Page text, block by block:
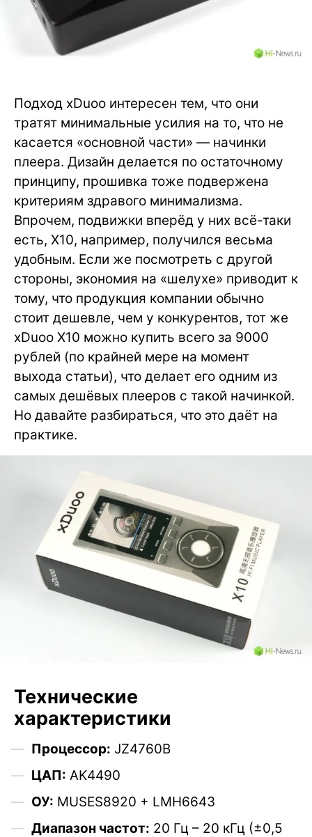
Подход xDuoo интересен тем, что они
тратят минимальные усилия на то, что не
касается «основной части» — начинки
плеера. Дизайн делается по остаточному
принципу, прошивка тоже подвержена
критериям здравого минимализма.
Впрочем, подвижки вперёд у них всё-таки
есть, X10, например, получился весьма
удобным. Если же посмотреть с другой
стороны, экономия на «шелухе» приводит к
тому, что продукция компании обычно
стоит дешевле, чем у конкурентов, тот же
xDuoo X10 можно купить всего за 9000
рублей (по крайней мере на момент
выхода статьи), что делает его одним из
самых дешёвых плееров с такой начинкой.
Но давайте разбираться, что это даёт на
практике.
Технические
характеристики
Процессор: JZ4760B
ЦАП: AK4490
ОУ: MUSES8920 + LMH6643
Диапазон частот: 20 Гц – 20 кГц (±0,5